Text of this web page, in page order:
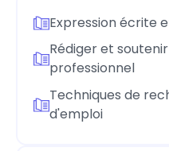
Expression écrite
Rédiger et
professionnel
Techniques de
d'emploi